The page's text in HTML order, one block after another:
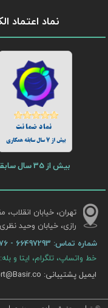
نماد اعتماد
بیش از 35 سال سابقه فعالیت در زمینه فرهنگی و قرآنی
بیش از 7 سال سابقه همکاری
تهران، خیابان
رازی، خیابان وحید نظری،
شماره تماس:
خط واتساپ، تلگرام، ایتا و بله: 09902339100
ایمیل پشتیبانی: support@Basir.co